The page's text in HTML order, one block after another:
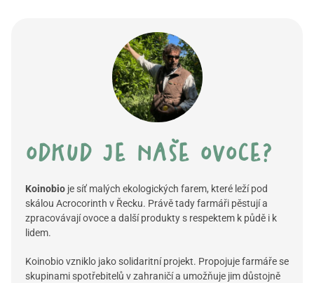
odkud je naše ovoce?
Koinobio je síť malých ekologických farem, které leží pod
skálou Acrocorinth v Řecku. Právě tady farmáři pěstují a
zpracovávají ovoce a další produkty s respektem k půdě i k
lidem.
Koinobio vzniklo jako solidaritní projekt. Propojuje farmáře se
skupinami spotřebitelů v zahraničí a umožňuje jim důstojně